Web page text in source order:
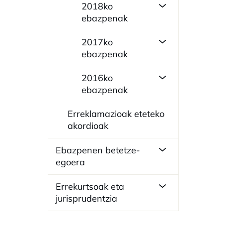
2018ko
ebazpenak
2017ko
ebazpenak
2016ko
ebazpenak
Erreklamazioak eteteko
akordioak
Ebazpenen betetze-
egoera
Errekurtsoak eta
jurisprudentzia